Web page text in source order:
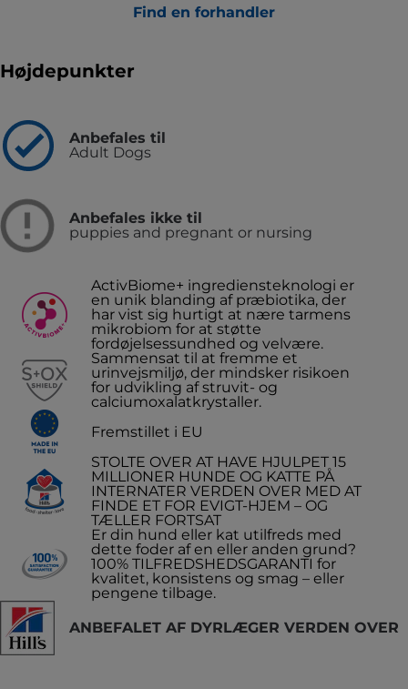
Find en forhandler
Højdepunkter
Anbefales til
Adult Dogs
Anbefales ikke til
puppies and pregnant or nursing
ActivBiome+ ingrediensteknologi er
en unik blanding af præbiotika, der
har vist sig hurtigt at nære tarmens
mikrobiom for at støtte
fordøjelsessundhed og velvære.
Sammensat til at fremme et
urinvejsmiljø, der mindsker risikoen
for udvikling af struvit- og
calciumoxalatkrystaller.
Fremstillet i EU
STOLTE OVER AT HAVE HJULPET 15
MILLIONER HUNDE OG KATTE PÅ
INTERNATER VERDEN OVER MED AT
FINDE ET FOR EVIGT-HJEM – OG
TÆLLER FORTSAT
Er din hund eller kat utilfreds med
dette foder af en eller anden grund?
100% TILFREDSHEDSGARANTI for
kvalitet, konsistens og smag – eller
pengene tilbage.
ANBEFALET AF DYRLÆGER VERDEN OVER